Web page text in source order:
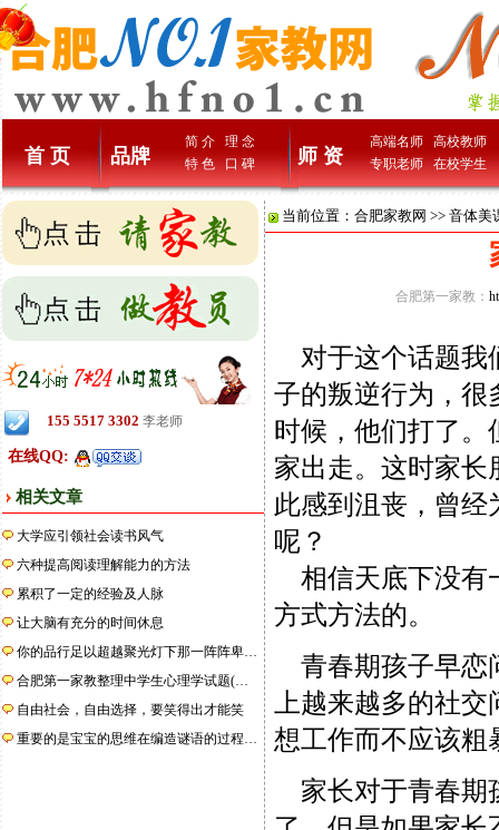
首 页 品牌
简 介
理 念
特 色
口 碑 师 资
高端名师
高校教师
专职老师
在校学生
155 5517 3302 李老师
在线QQ:
相关文章
大学应引领社会读书风气
六种提高阅读理解能力的方法
累积了一定的经验及人脉
让大脑有充分的时间休息
你的品行足以超越聚光灯下那一阵阵卑…
合肥第一家教整理中学生心理学试题(…
自由社会，自由选择，要笑得出才能笑
重要的是宝宝的思维在编造谜语的过程…
当前位置： 合肥家教网 >> 音体美
合肥第一家教：
对于这个话题我
子的叛逆行为，很
时候，他们打了。
家出走。这时家长
此感到沮丧，曾
呢？
相信天底下没有
方式方法的。
青春期孩子早恋
上越来越多的社
想工作而不应该粗
家长对于青春期